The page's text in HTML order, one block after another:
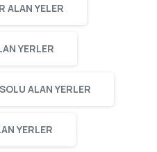
ALAN YELER
YERLER
ALAN YERLER
YERLER